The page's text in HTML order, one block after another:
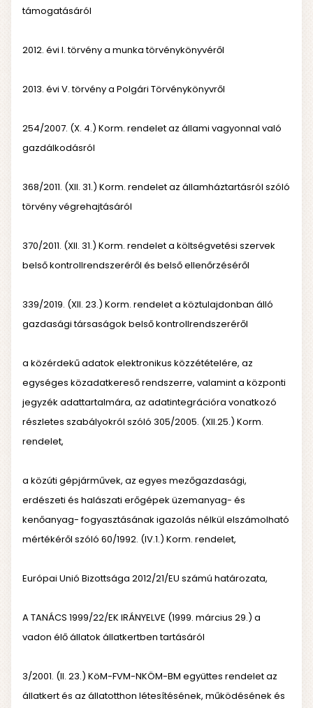
támogatásáról
2012. évi I. törvény a munka törvénykönyvéről
2013. évi V. törvény a Polgári Törvénykönyvről
254/2007. (X. 4.) Korm. rendelet az állami vagyonnal való
gazdálkodásról
368/2011. (XII. 31.) Korm. rendelet az államháztartásról szóló
törvény végrehajtásáról
370/2011. (XII. 31.) Korm. rendelet a költségvetési szervek
belső kontrollrendszeréről és belső ellenőrzéséről
339/2019. (XII. 23.) Korm. rendelet a köztulajdonban álló
gazdasági társaságok belső kontrollrendszeréről
a közérdekű adatok elektronikus közzétételére, az
egységes közadatkereső rendszerre, valamint a központi
jegyzék adattartalmára, az adatintegrációra vonatkozó
részletes szabályokról szóló 305/2005. (XII.25.) Korm.
rendelet,
a közúti gépjárművek, az egyes mezőgazdasági,
erdészeti és halászati erőgépek üzemanyag- és
kenőanyag- fogyasztásának igazolás nélkül elszámolható
mértékéről szóló 60/1992. (IV.1.) Korm. rendelet,
Európai Unió Bizottsága 2012/21/EU számú határozata,
A TANÁCS 1999/22/EK IRÁNYELVE (1999. március 29.) a
vadon élő állatok állatkertben tartásáról
3/2001. (II. 23.) KöM-FVM-NKÖM-BM együttes rendelet az
állatkert és az állatotthon létesítésének, működésének és